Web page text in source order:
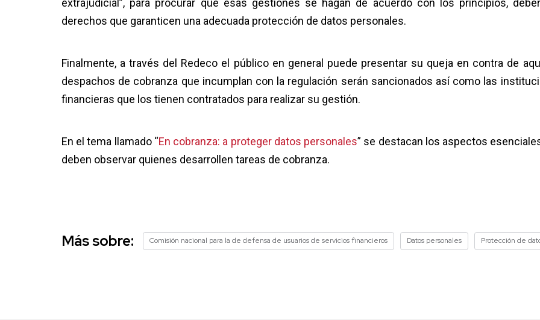
extrajudicial”, para procurar que esas gestiones se hagan de acuerdo con los principios,
derechos que garanticen una adecuada protección de datos personales.
Finalmente, a través del Redeco el público en general puede presentar su queja en contra de
despachos de cobranza que incumplan con la regulación serán sancionados así como las
financieras que los tienen contratados para realizar su gestión.
En el tema llamado “En cobranza: a proteger datos personales” se destacan los aspectos
deben observar quienes desarrollen tareas de cobranza.
Más sobre: Comisión nacional para la de defensa de usuarios de servicios financieros Datos personales Protección de